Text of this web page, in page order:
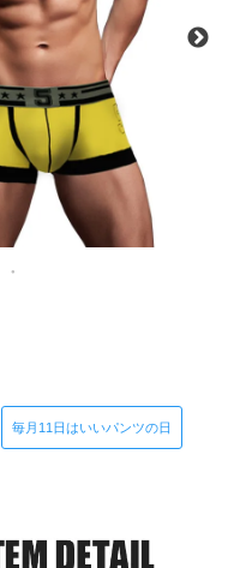
毎月11日はいいパンツの日